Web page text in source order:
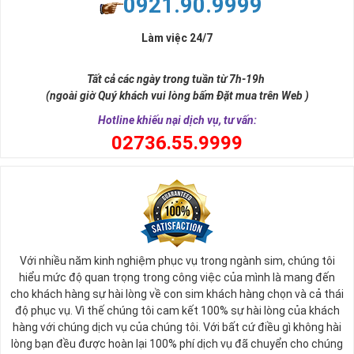
đời, nơi bạn phải đưa ra những quyết định quan trọng.
Ý nghĩa sim tứ quý 2
Theo quan niệm phong thủy
Số 2 tượng trưng cho sự cân bằng, hài hòa của âm dương và đất
trời. Sự cân bằng này giúp cho mọi việc đều thuận lợi và mang lại
nhiều may mắn trong cuộc sống và kinh doanh.
Số 2 còn biểu trưng cho lòng tốt, sự ổn định và tính hai mặt của
Làm việc 24/7
Tất cả các ngày trong tuần từ 7h-19h
(ngoài giờ Quý khách vui lòng bấm Đặt mua trên Web )
Hotline khiếu nại dịch vụ, tư vấn:
02736.55.9999
Với nhiều năm kinh nghiệm phục vụ trong ngành sim, chúng tôi
hiểu mức độ quan trọng trong công việc của mình là mang đến
cho khách hàng sự hài lòng về con sim khách hàng chọn và cả thái
độ phục vụ. Vì thế chúng tôi cam kết 100% sự hài lòng của khách
hàng với chúng dịch vụ của chúng tôi. Với bất cứ điều gì không hài
lòng bạn đều được hoàn lại 100% phí dịch vụ đã chuyển cho chúng